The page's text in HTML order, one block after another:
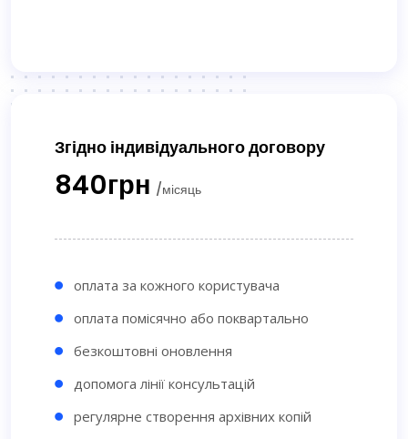
Згідно індивідуального договору
840грн /місяць
оплата за кожного користувача
оплата помісячно або поквартально
безкоштовні оновлення
допомога лінії консультацій
регулярне створення архівних копій